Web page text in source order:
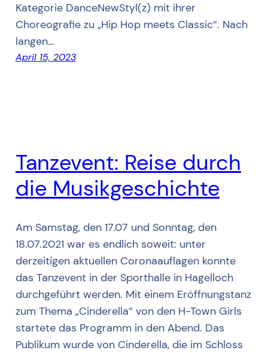
Kategorie DanceNewStyl(z) mit ihrer
Choreografie zu „Hip Hop meets Classic“. Nach
langen…
April 15, 2023
Tanzevent: Reise durch
die Musikgeschichte
Am Samstag, den 17.07 und Sonntag, den
18.07.2021 war es endlich soweit: unter
derzeitigen aktuellen Coronaauflagen konnte
das Tanzevent in der Sporthalle in Hagelloch
durchgeführt werden. Mit einem Eröffnungstanz
zum Thema „Cinderella“ von den H-Town Girls
startete das Programm in den Abend. Das
Publikum wurde von Cinderella, die im Schloss